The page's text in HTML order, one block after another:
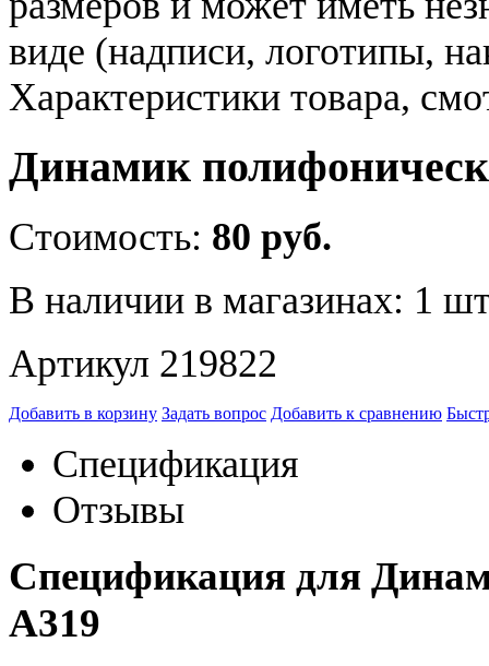
виде (надписи, логотипы,
Характеристики товара,
Динамик
Стоимость: 80 руб.
В наличии в магазинах: 1
Артикул 219822
Добавить в корзину Задать вопрос Добавить к сравнению
Спецификация
Отзывы
Спецификация для
A319